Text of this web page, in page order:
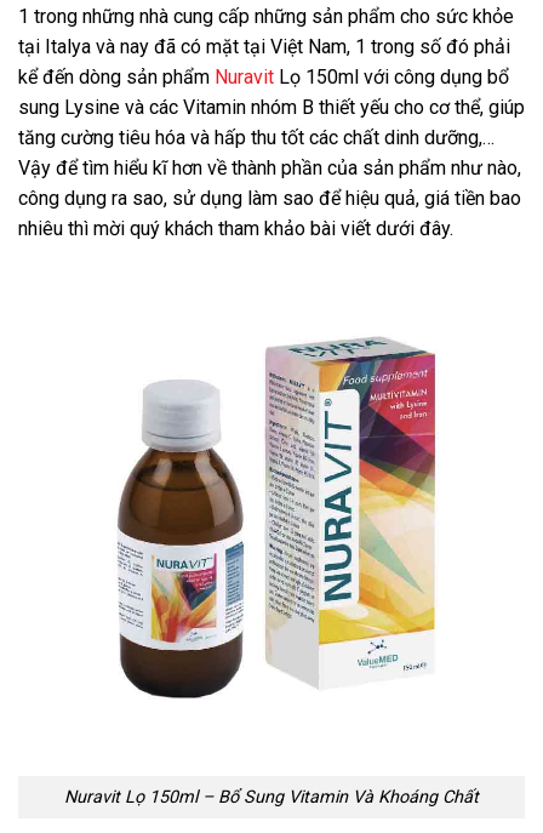
1 trong những nhà cung cấp những sản phẩm cho sức khỏe
tại Italya và nay đã có mặt tại Việt Nam, 1 trong số đó phải
kể đến dòng sản phẩm Nuravit Lọ 150ml với công dụng bổ
sung Lysine và các Vitamin nhóm B thiết yếu cho cơ thể, giúp
tăng cường tiêu hóa và hấp thu tốt các chất dinh dưỡng,…
Vậy để tìm hiểu kĩ hơn về thành phần của sản phẩm như nào,
công dụng ra sao, sử dụng làm sao để hiệu quả, giá tiền bao
nhiêu thì mời quý khách tham khảo bài viết dưới đây.
Nuravit Lọ 150ml – Bổ Sung Vitamin Và Khoáng Chất